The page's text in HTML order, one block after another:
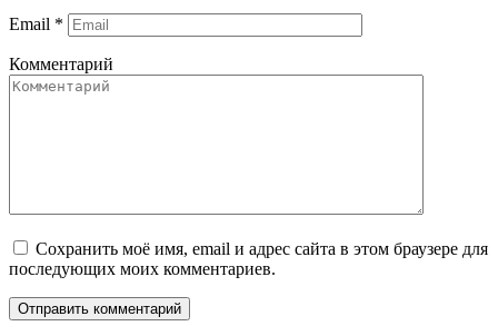
Email *
Комментарий
Сохранить моё имя, email и адрес сайта в этом браузере для
последующих моих комментариев.